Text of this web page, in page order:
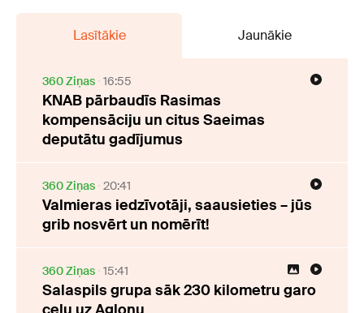
Lasītākie Jaunākie
360 Ziņas 16:55
KNAB pārbaudīs Rasimas
kompensāciju un citus Saeimas
deputātu gadījumus
360 Ziņas 20:41
Valmieras iedzīvotāji, saausieties – jūs
grib nosvērt un nomērīt!
360 Ziņas 15:41
Salaspils grupa sāk 230 kilometru garo